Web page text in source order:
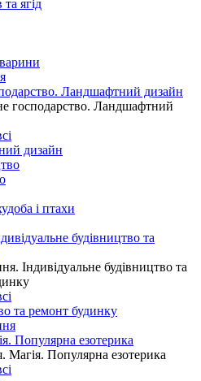
та ягід
Ландшафтний дизайн
господарство. Ландшафтний
дизайн
і птахи
будівництво та
Індивідуальне будівництво та
та ремонт будинку
Популярна езотерика
Магія. Популярна езотерика